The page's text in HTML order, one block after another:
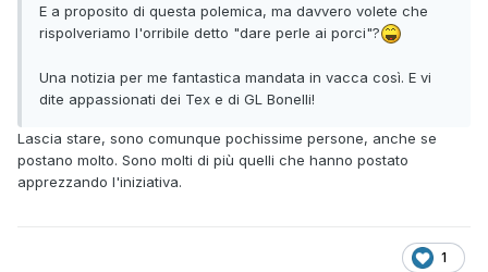
E a proposito di questa polemica, ma davvero volete che
rispolveriamo l'orribile detto "dare perle ai porci"?
Una notizia per me fantastica mandata in vacca così. E vi
dite appassionati dei Tex e di GL Bonelli!
Lascia stare, sono comunque pochissime persone, anche se
postano molto. Sono molti di più quelli che hanno postato
apprezzando l'iniziativa.
1